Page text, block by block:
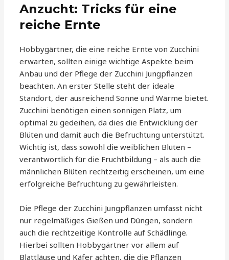
Anzucht: Tricks für eine
reiche Ernte
Hobbygärtner, die eine reiche Ernte von Zucchini
erwarten, sollten einige wichtige Aspekte beim
Anbau und der Pflege der Zucchini Jungpflanzen
beachten. An erster Stelle steht der ideale
Standort, der ausreichend Sonne und Wärme bietet.
Zucchini benötigen einen sonnigen Platz, um
optimal zu gedeihen, da dies die Entwicklung der
Blüten und damit auch die Befruchtung unterstützt.
Wichtig ist, dass sowohl die weiblichen Blüten –
verantwortlich für die Fruchtbildung – als auch die
männlichen Blüten rechtzeitig erscheinen, um eine
erfolgreiche Befruchtung zu gewährleisten.
Die Pflege der Zucchini Jungpflanzen umfasst nicht
nur regelmäßiges Gießen und Düngen, sondern
auch die rechtzeitige Kontrolle auf Schädlinge.
Hierbei sollten Hobbygärtner vor allem auf
Blattläuse und Käfer achten, die die Pflanzen